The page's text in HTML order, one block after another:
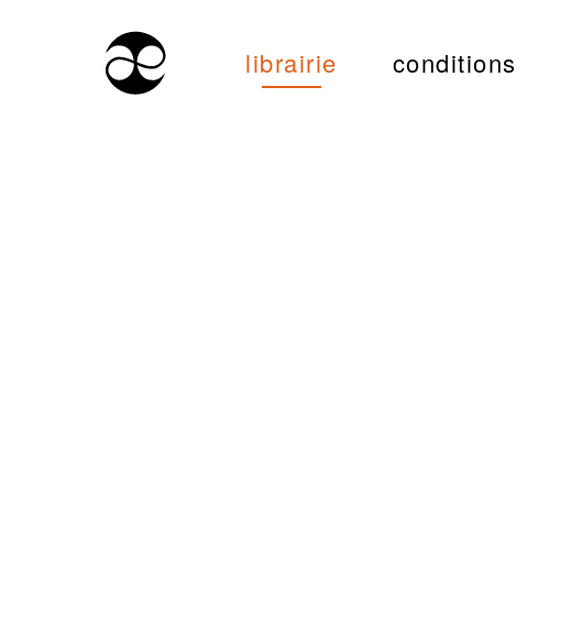
librairie conditions